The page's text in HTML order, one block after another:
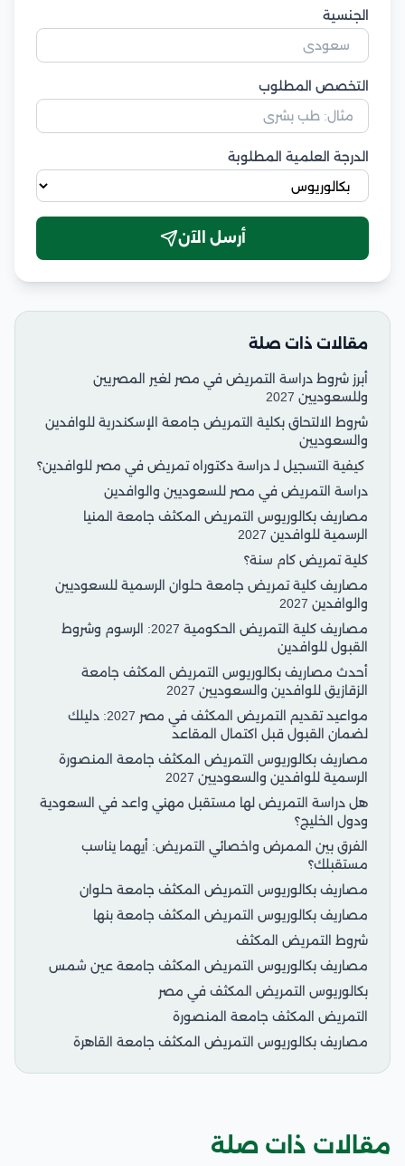
الجنسية
التخصص المطلوب
الدرجة العلمية المطلوبة
أرسل الآن
مقالات ذات صلة
أبرز شروط دراسة التمريض في مصر لغير المصريين
وللسعوديين 2027
شروط الالتحاق بكلية التمريض جامعة الإسكندرية للوافدين
والسعوديين
كيفية التسجيل لـ دراسة دكتوراه تمريض في مصر للوافدين؟
دراسة التمريض في مصر للسعوديين والوافدين
مصاريف بكالوريوس التمريض المكثف جامعة المنيا
الرسمية للوافدين 2027
كلية تمريض كام سنة؟
مصاريف كلية تمريض جامعة حلوان الرسمية للسعوديين
والوافدين 2027
مصاريف كلية التمريض الحكومية 2027: الرسوم وشروط
القبول للوافدين
أحدث مصاريف بكالوريوس التمريض المكثف جامعة
الزقازيق للوافدين والسعوديين 2027
مواعيد تقديم التمريض المكثف في مصر 2027: دليلك
لضمان القبول قبل اكتمال المقاعد
مصاريف بكالوريوس التمريض المكثف جامعة المنصورة
الرسمية للوافدين والسعوديين 2027
هل دراسة التمريض لها مستقبل مهني واعد في السعودية
ودول الخليج؟
الفرق بين الممرض واخصائي التمريض: أيهما يناسب
مستقبلك؟
مصاريف بكالوريوس التمريض المكثف جامعة حلوان
مصاريف بكالوريوس التمريض المكثف جامعة بنها
شروط التمريض المكثف
مصاريف بكالوريوس التمريض المكثف جامعة عين شمس
بكالوريوس التمريض المكثف في مصر
التمريض المكثف جامعة المنصورة
مصاريف بكالوريوس التمريض المكثف جامعة القاهرة
مقالات ذات صلة